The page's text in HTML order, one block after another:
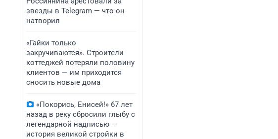
звезды в Telegram — что он
натворил
«Гайки только
закручиваются». Строители
коттеджей потеряли половину
клиентов — им приходится
сносить новые дома
«Покорись, Енисей!» 67 лет
назад в реку сбросили глыбу с
легендарной надписью —
история великой стройки в